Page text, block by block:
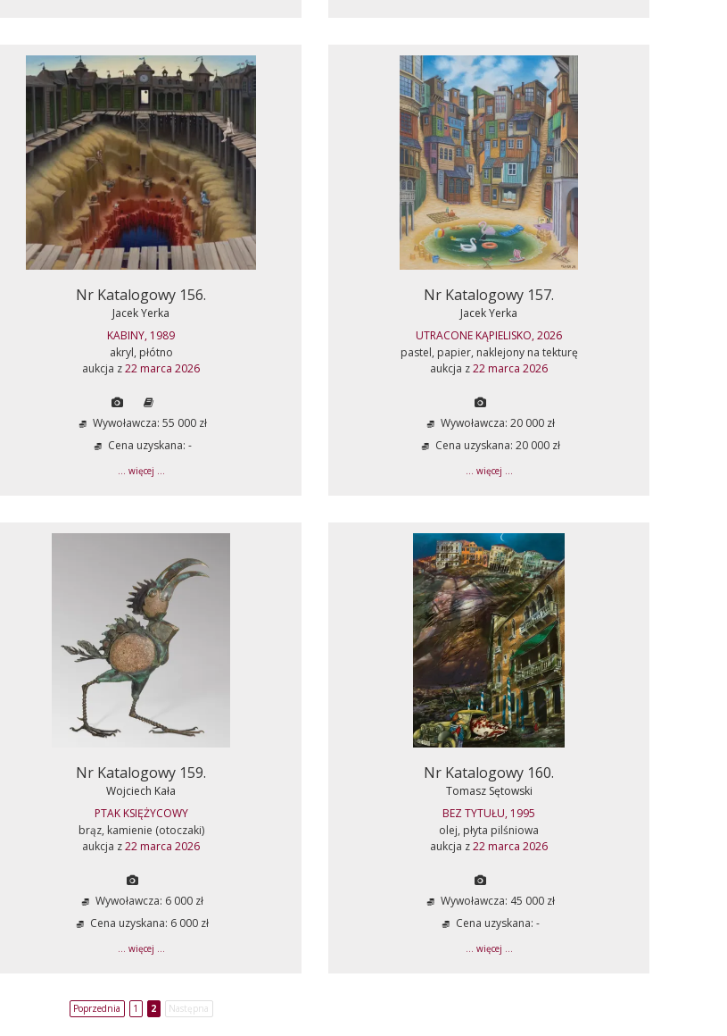
Nr Katalogowy 156.
Jacek Yerka
KABINY, 1989
akryl, płótno
aukcja z22 marca 2026
Wywoławcza: 55 000 zł
Cena uzyskana: -
... więcej ...
Nr Katalogowy 157.
Jacek Yerka
UTRACONE KĄPIELISKO, 2026
pastel, papier, naklejony na tekturę
aukcja z22 marca 2026
Wywoławcza: 20 000 zł
Cena uzyskana: 20 000 zł
... więcej ...
Nr Katalogowy 159.
Wojciech Kała
PTAK KSIĘŻYCOWY
brąz, kamienie (otoczaki)
aukcja z22 marca 2026
Wywoławcza: 6 000 zł
Cena uzyskana: 6 000 zł
... więcej ...
Nr Katalogowy 160.
Tomasz Sętowski
BEZ TYTUŁU, 1995
olej, płyta pilśniowa
aukcja z22 marca 2026
Wywoławcza: 45 000 zł
Cena uzyskana: -
... więcej ...
Poprzednia 1 2 Następna